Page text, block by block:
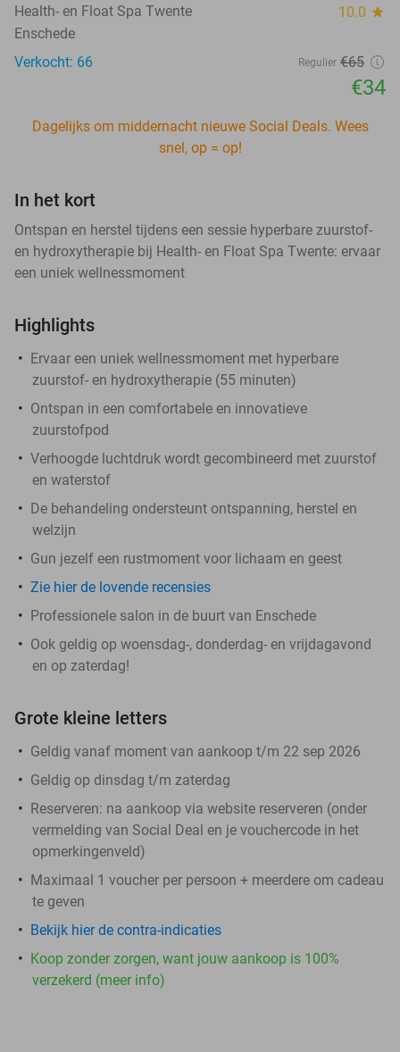
Health- en Float Spa Twente 10.0 star
Enschede
Verkocht: 66
Regulier €65
€34
Dagelijks om middernacht nieuwe Social Deals. Wees
snel, op = op!
In het kort
Ontspan en herstel tijdens een sessie hyperbare zuurstof-
en hydroxytherapie bij Health- en Float Spa Twente: ervaar
een uniek wellnessmoment
Highlights
Ervaar een uniek wellnessmoment met hyperbare
zuurstof- en hydroxytherapie (55 minuten)
Ontspan in een comfortabele en innovatieve
zuurstofpod
Verhoogde luchtdruk wordt gecombineerd met zuurstof
en waterstof
De behandeling ondersteunt ontspanning, herstel en
welzijn
Gun jezelf een rustmoment voor lichaam en geest
Zie hier de lovende recensies
Professionele salon in de buurt van Enschede
Ook geldig op woensdag-, donderdag- en vrijdagavond
en op zaterdag!
Grote kleine letters
Geldig vanaf moment van aankoop t/m 22 sep 2026
Geldig op dinsdag t/m zaterdag
Reserveren: na aankoop via website reserveren (onder
vermelding van Social Deal en je vouchercode in het
opmerkingenveld)
Maximaal 1 voucher per persoon + meerdere om cadeau
te geven
Bekijk hier de contra-indicaties
Koop zonder zorgen, want jouw aankoop is 100%
verzekerd (meer info)